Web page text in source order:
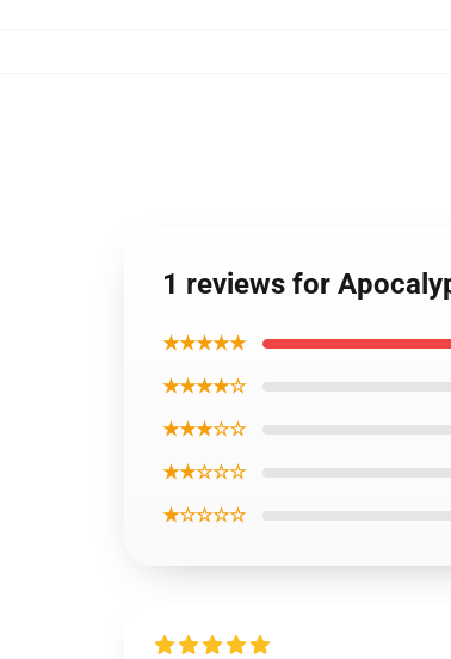
1 reviews for
★★★★★
★★★★☆
★★★☆☆
★★☆☆☆
★☆☆☆☆